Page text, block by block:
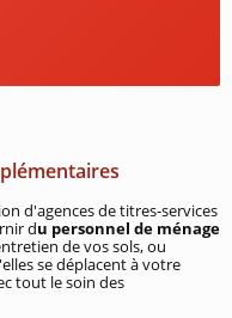
d'agences de titres-services
du personnel de ménage
de vos sols, ou
se déplacent à votre
tout le soin des